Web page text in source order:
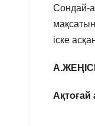
Сондай-
іске